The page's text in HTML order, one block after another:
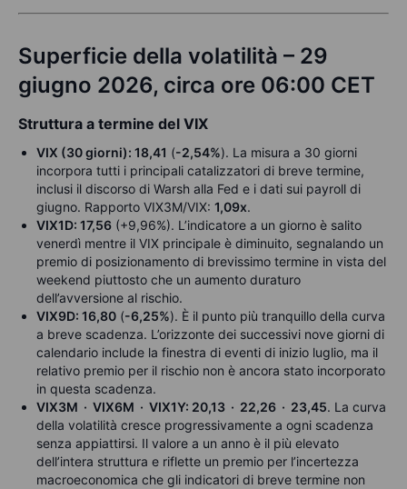
Superficie della volatilità – 29
giugno 2026, circa ore 06:00 CET
Struttura a termine del VIX
VIX (30 giorni): 18,41 (-2,54%). La misura a 30 giorni
incorpora tutti i principali catalizzatori di breve termine,
inclusi il discorso di Warsh alla Fed e i dati sui payroll di
giugno. Rapporto VIX3M/VIX: 1,09x.
VIX1D: 17,56 (+9,96%). L’indicatore a un giorno è salito
venerdì mentre il VIX principale è diminuito, segnalando un
premio di posizionamento di brevissimo termine in vista del
weekend piuttosto che un aumento duraturo
dell’avversione al rischio.
VIX9D: 16,80 (-6,25%). È il punto più tranquillo della curva
a breve scadenza. L’orizzonte dei successivi nove giorni di
calendario include la finestra di eventi di inizio luglio, ma il
relativo premio per il rischio non è ancora stato incorporato
in questa scadenza.
VIX3M · VIX6M · VIX1Y: 20,13 · 22,26 · 23,45. La curva
della volatilità cresce progressivamente a ogni scadenza
senza appiattirsi. Il valore a un anno è il più elevato
dell’intera struttura e riflette un premio per l’incertezza
macroeconomica che gli indicatori di breve termine non